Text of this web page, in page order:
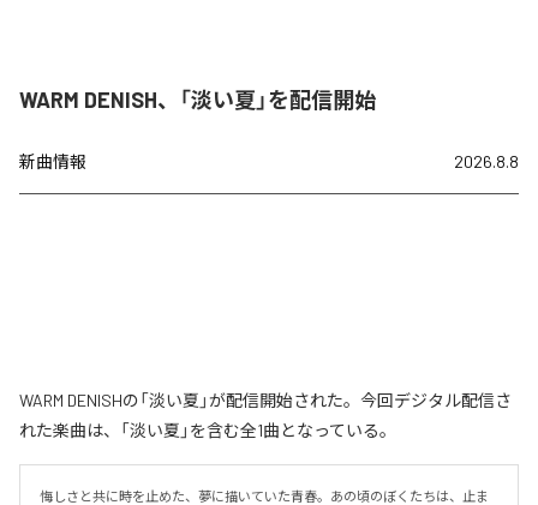
WARM DENISH、「淡い夏」を配信開始
新曲情報 2026.8.8
WARM DENISHの「淡い夏」が配信開始された。今回デジタル配信さ
れた楽曲は、「淡い夏」を含む全1曲となっている。
悔しさと共に時を止めた、夢に描いていた青春。あの頃のぼくたちは、止ま